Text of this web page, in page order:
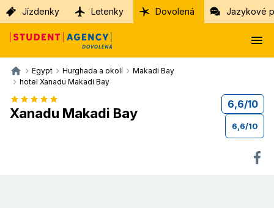
Jízdenky Letenky Dovolená Jazykové
Egypt Hurghada a okolí
Makadi Bay
hotel Xanadu Makadi Bay
Xanadu Makadi Bay
6,6/10
6,6/10